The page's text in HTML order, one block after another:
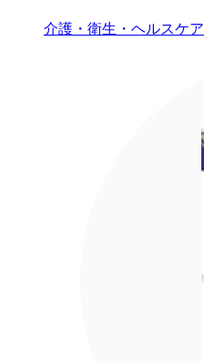
介護・衛生・ヘルスケア